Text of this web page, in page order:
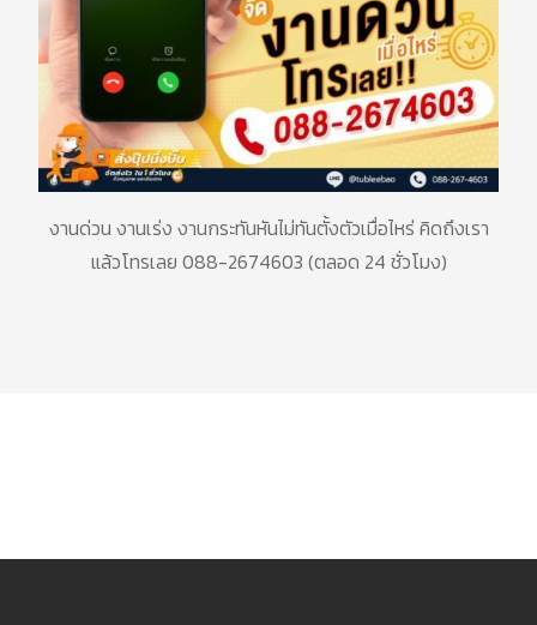
งานด่วน งานเร่ง งานกระทันหันไม่ทันตั้งตัวเมื่อไหร่ คิดถึงเรา
แล้วโทรเลย 088-2674603 (ตลอด 24 ชั่วโมง)